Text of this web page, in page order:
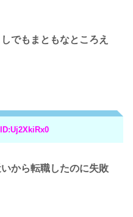
でもまともなところえ
ID:Uj2XkiRx0
から転職したのに失敗